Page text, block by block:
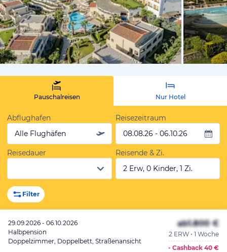
vom
Pauschalreisen Nur Hotel
Abflughafen
Alle Flughäfen
Reisezeitraum
08.08.26 - 06.10.26
Reisedauer
Reisende & Zi.
2 Erw, 0 Kinder, 1 Zi.
Filter
29.09.2026 - 06.10.2026
Halbpension
Doppelzimmer, Doppelbett, Straßenansicht
ab1.800 €
2 ERW • 1 Woche
- Cashback 40 €